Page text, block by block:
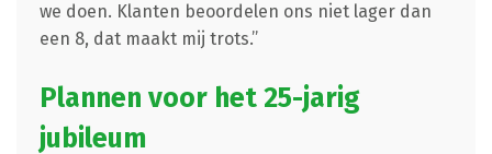
we doen. Klanten beoordelen ons niet lager dan
een 8, dat maakt mij trots.’’
Plannen voor het 25-jarig
jubileum